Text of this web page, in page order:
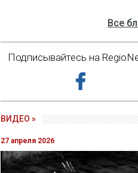
Все
Подписывайтесь на
ВИДЕО »
27 апреля 2026